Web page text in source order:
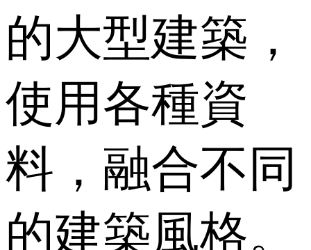
的大型建築，
使用各種資
料，融合不同
的建築風格。